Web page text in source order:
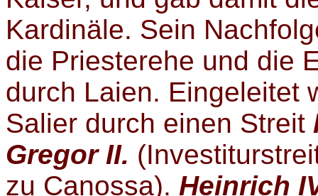
Kardinäle. Sein
die Priesterehe und die
durch Laien. Eingeleitet
Salier durch einen Streit
Gregor II.
zu Canossa). Heinrich